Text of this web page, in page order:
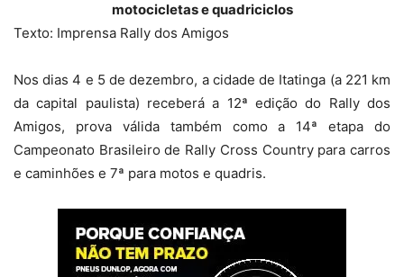
motocicletas e quadriciclos
Texto: Imprensa Rally dos Amigos
Nos dias 4 e 5 de dezembro, a cidade de Itatinga (a 221 km
da capital paulista) receberá a 12ª edição do Rally dos
Amigos, prova válida também como a 14ª etapa do
Campeonato Brasileiro de Rally Cross Country para carros
e caminhões e 7ª para motos e quadris.